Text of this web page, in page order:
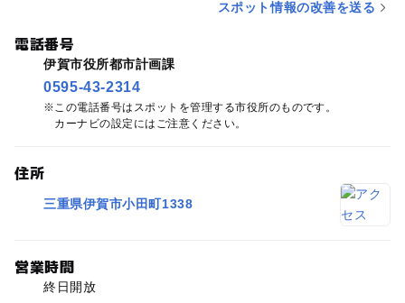
スポット情報の改善を送る
電話番号
伊賀市役所都市計画課
0595-43-2314
この電話番号はスポットを管理する市役所のものです。
カーナビの設定にはご注意ください。
住所
三重県伊賀市小田町1338
営業時間
終日開放